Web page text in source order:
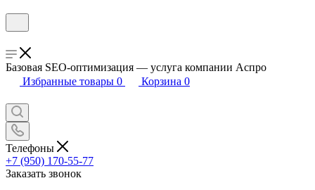
Базовая SEO-оптимизация — услуга компании Аспро
Избранные товары 0 Корзина 0
Телефоны
+7 (950) 170-55-77
Заказать звонок